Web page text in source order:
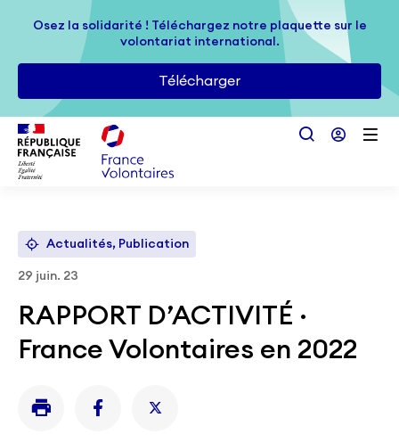
Passer au contenu principal
Osez la solidarité ! Téléchargez notre plaquette sur le
volontariat international.
Télécharger
Osez la solidarité ! Téléchargez notre plaquette sur le
volontariat international.
Télécharger
Actualités, Publication
29 juin. 23
RAPPORT D’ACTIVITÉ ·
France Volontaires en 2022